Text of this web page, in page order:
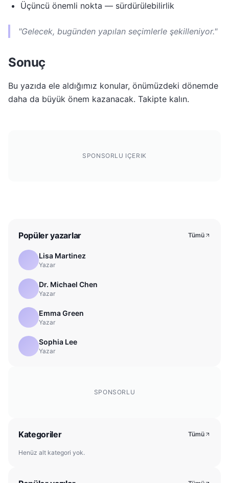
Üçüncü önemli nokta — sürdürülebilirlik
"Gelecek, bugünden yapılan seçimlerle şekilleniyor."
Sonuç
Bu yazıda ele aldığımız konular, önümüzdeki dönemde
daha da büyük önem kazanacak. Takipte kalın.
SPONSORLU IÇERIK
Popüler yazarlar Tümü
Lisa Martinez
Yazar
Dr. Michael Chen
Yazar
Emma Green
Yazar
Sophia Lee
Yazar
SPONSORLU
Kategoriler Tümü
Henüz alt kategori yok.